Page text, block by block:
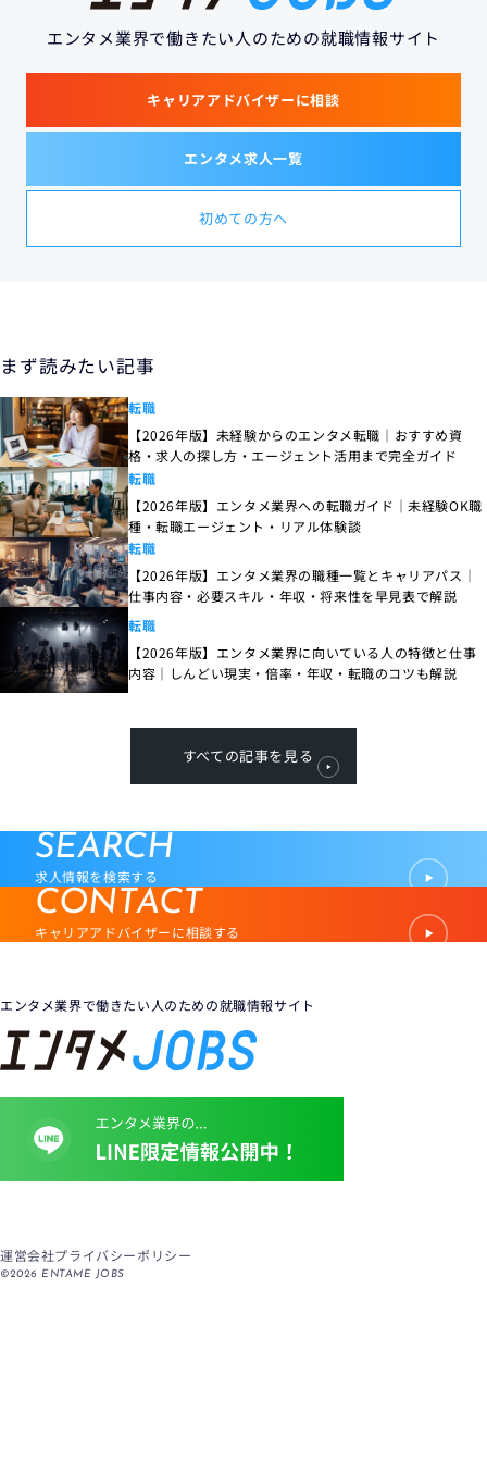
エンタメ業界で働きたい人のための就職情報サイト
キャリアアドバイザーに相談
エンタメ求人一覧
初めての方へ
まず読みたい記事
転職
【2026年版】未経験からのエンタメ転職｜おすすめ資
格・求人の探し方・エージェント活用まで完全ガイド
転職
【2026年版】エンタメ業界への転職ガイド｜未経験OK職
種・転職エージェント・リアル体験談
転職
【2026年版】エンタメ業界の職種一覧とキャリアパス｜
仕事内容・必要スキル・年収・将来性を早見表で解説
転職
【2026年版】エンタメ業界に向いている人の特徴と仕事
内容｜しんどい現実・倍率・年収・転職のコツも解説
すべての記事を見る
SEARCH
求人情報を検索する
CONTACT
キャリアアドバイザーに相談する
エンタメ業界で働きたい人のための就職情報サイト
©2026 ENTAME JOBS
運営会社プライバシーポリシー